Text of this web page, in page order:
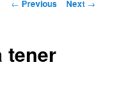
← Previous Next →
tener